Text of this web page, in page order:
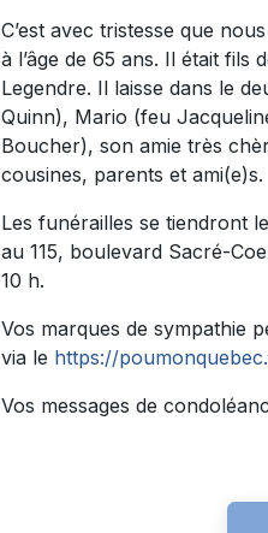
C’est avec tristesse que
à l’âge de 65 ans. Il était
Legendre. Il laisse dans le
Quinn), Mario (feu
Boucher), son amie très
cousines, parents et ami(e)s.
Les funérailles se tiendront
au 115, boulevard Sacré-
10 h.
Vos marques de sympathie
via le https://
Vos messages de